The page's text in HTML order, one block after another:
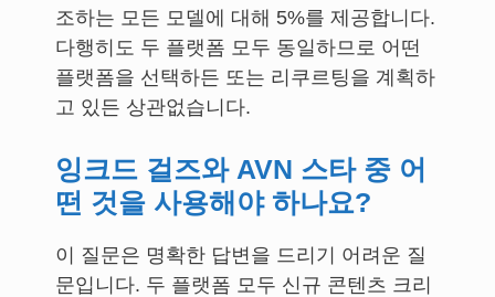
조하는 모든 모델에 대해 5%를 제공합니다.
다행히도 두 플랫폼 모두 동일하므로 어떤
플랫폼을 선택하든 또는 리쿠르팅을 계획하
고 있든 상관없습니다.
잉크드 걸즈와 AVN 스타 중 어
떤 것을 사용해야 하나요?
이 질문은 명확한 답변을 드리기 어려운 질
문입니다. 두 플랫폼 모두 신규 콘텐츠 크리